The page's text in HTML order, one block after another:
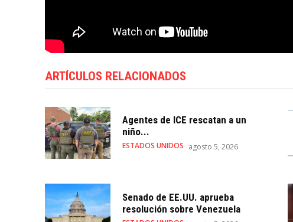
ARTÍCULOS RELACIONADOS
Agentes de ICE rescatan a un
niño...
ESTADOS UNIDOS agosto 5, 2026
Senado de EE.UU. aprueba
resolución sobre Venezuela